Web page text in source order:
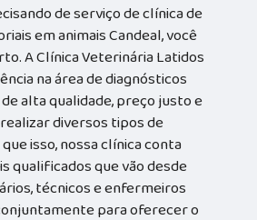
de serviço de clínica de
em animais Candeal, você
A Clínica Veterinária Latidos
na área de diagnósticos
alta qualidade, preço justo e
diversos tipos de
isso, nossa clínica conta
qualificados que vão desde
técnicos e enfermeiros
para oferecer o